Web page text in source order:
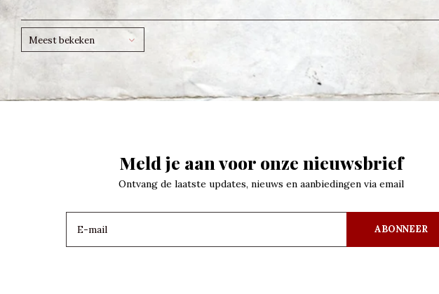
Meest bekeken
Meld je aan voor onze nieuwsbrief
Ontvang de laatste updates, nieuws en aanbiedingen via email
ABONNEER